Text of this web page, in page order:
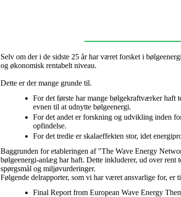
Selv om der i de sidste 25 år har været forsket i
og økonomisk rentabelt niveau.
Dette er der mange grunde til.
For det første har mange bølgekraftværker haft
evnen til at udnytte bølgeenergi.
For det andet er forskning og udvikling inden
opfindelse.
For det tredie er skalaeffekten stor, idet
Baggrunden for etableringen af "The Wave Energy
bølgeenergi-anlæg har haft. Dette inkluderer, ud over rent
spørgsmål og miljøvurderinger.
Følgende delrapporter, som vi har været ansvarlige for, er
Final Report from European Wave Energy